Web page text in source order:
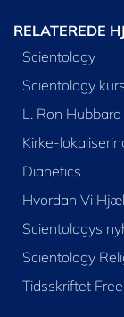
RELATEREDE
Scientology
Scientology
L. Ron Hubbard
Kirke-
Dianetics
Hvordan Vi
Scientologys
Scientology
Tidsskriftet